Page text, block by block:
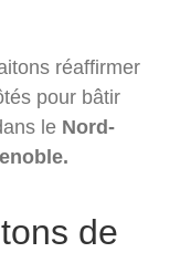
réaffirmer
pour bâtir
le Nord-
de